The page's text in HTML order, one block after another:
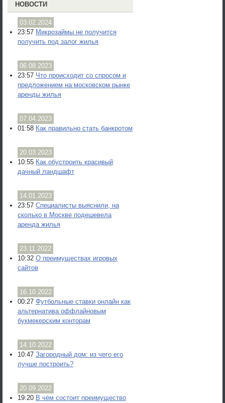
НОВОСТИ
03.02.2024
23:57 Микрозаймы не получится
получить под залог жилья
06.08.2023
23:57 Что происходит со спросом и
предложением на московском рынке
аренды жилья
07.04.2023
01:58 Как правильно стать банкротом
20.03.2023
10:55 Как обустроить красивый
дачный ландшафт
14.01.2023
23:57 Специалисты выяснили, на
сколько в Москве подешевела
аренда жилья
23.11.2022
10:32 О преимуществах игровых
сайтов
16.10.2022
00:27 Футбольные ставки онлайн как
альтернатива оффлайновым
букмекерским конторам
14.10.2022
10:47 Загородный дом: из чего его
лучше построить?
20.09.2022
19:20 В чём состоит преимущество